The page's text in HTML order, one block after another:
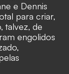
e Dennis
para criar,
talvez, de
engolidos